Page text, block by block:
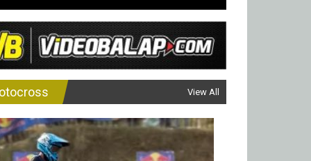
View All